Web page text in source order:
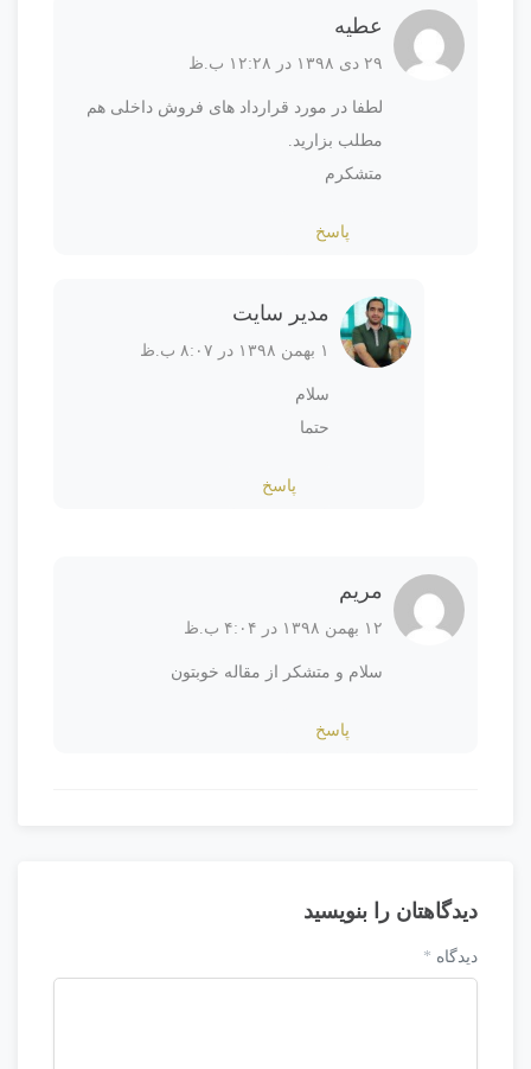
عطیه
۲۹ دی ۱۳۹۸ در ۱۲:۲۸ ب.ظ
لطفا در مورد قرارداد های فروش داخلی هم
مطلب بزارید.
متشکرم
پاسخ
مدیر سایت
۱ بهمن ۱۳۹۸ در ۸:۰۷ ب.ظ
سلام
حتما
پاسخ
مریم
۱۲ بهمن ۱۳۹۸ در ۴:۰۴ ب.ظ
سلام و متشکر از مقاله خوبتون
پاسخ
دیدگاهتان را بنویسید
دیدگاه *